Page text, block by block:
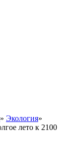
» Экология»
лето к 2100